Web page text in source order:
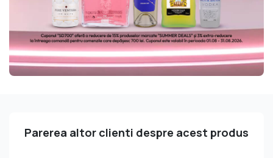
Parerea altor clienti despre acest produs